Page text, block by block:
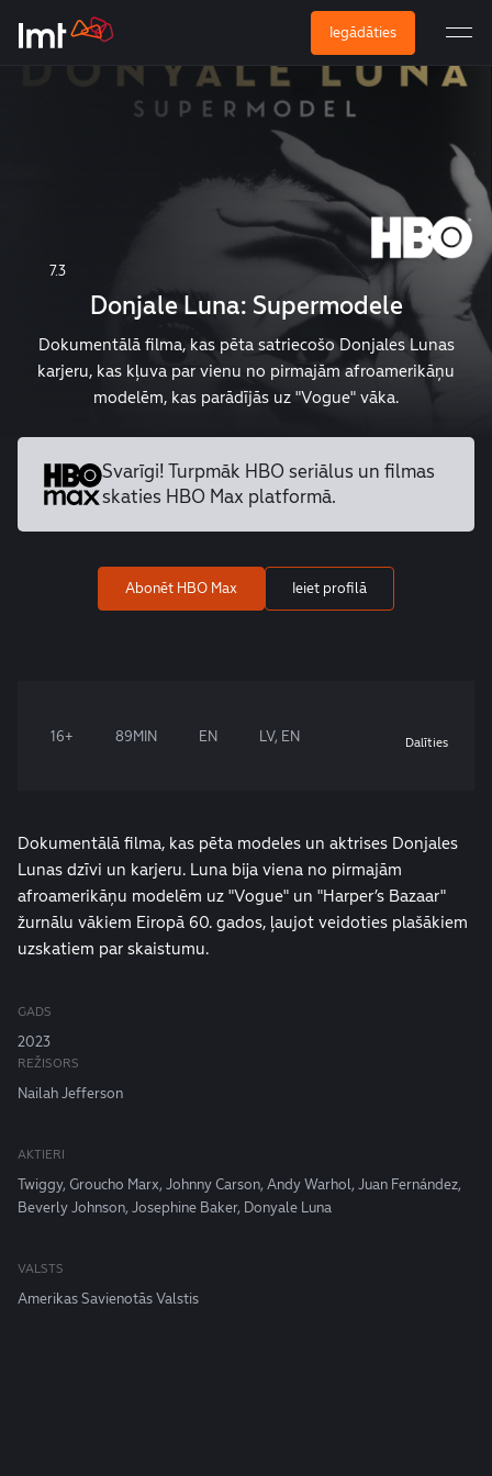
Iegādāties
7.3
Donjale Luna: Supermodele
Dokumentālā filma, kas pēta satriecošo Donjales Lunas
karjeru, kas kļuva par vienu no pirmajām afroamerikāņu
modelēm, kas parādījās uz "Vogue" vāka.
Svarīgi! Turpmāk HBO seriālus un filmas
skaties HBO Max platformā.
Abonēt HBO Max Ieiet profilā
16+ 89MIN EN LV, EN Dalīties
Dokumentālā filma, kas pēta modeles un aktrises Donjales
Lunas dzīvi un karjeru. Luna bija viena no pirmajām
afroamerikāņu modelēm uz "Vogue" un "Harper’s Bazaar"
žurnālu vākiem Eiropā 60. gados, ļaujot veidoties plašākiem
uzskatiem par skaistumu.
GADS
2023
REŽISORS
Nailah Jefferson
AKTIERI
Twiggy, Groucho Marx, Johnny Carson, Andy Warhol, Juan Fernández,
Beverly Johnson, Josephine Baker, Donyale Luna
VALSTS
Amerikas Savienotās Valstis